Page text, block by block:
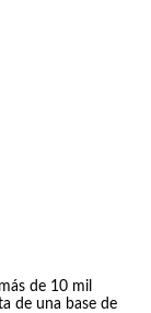
de 10 mil
de una base de